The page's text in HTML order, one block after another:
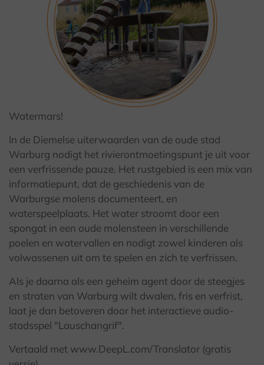
© Teutoburger Wald Tourismus / A. Röser
Watermars!
In de Diemelse uiterwaarden van de oude stad
Warburg nodigt het rivierontmoetingspunt je uit voor
een verfrissende pauze. Het rustgebied is een mix van
informatiepunt, dat de geschiedenis van de
Warburgse molens documenteert, en
waterspeelplaats. Het water stroomt door een
spongat in een oude molensteen in verschillende
poelen en watervallen en nodigt zowel kinderen als
volwassenen uit om te spelen en zich te verfrissen.
Als je daarna als een geheim agent door de steegjes
en straten van Warburg wilt dwalen, fris en verfrist,
laat je dan betoveren door het interactieve audio-
stadsspel "Lauschangrif".
Vertaald met www.DeepL.com/Translator (gratis